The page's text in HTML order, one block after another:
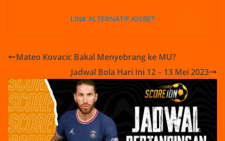
LINK ALTERNATIF IOSBET
Mateo Kovacic Bakal Menyebrang ke MU?
Jadwal Bola Hari Ini 12 – 13 Mei 2023